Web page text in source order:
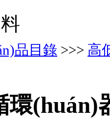
品目錄 >>> 高
環(huán)